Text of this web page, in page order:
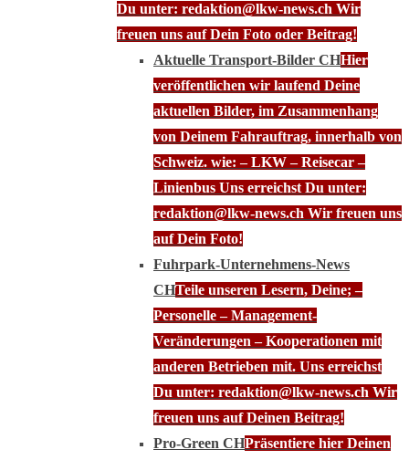
Du unter: redaktion@lkw-news.ch Wir
freuen uns auf Dein Foto oder Beitrag!
Aktuelle Transport-Bilder CHHier
veröffentlichen wir laufend Deine
aktuellen Bilder, im Zusammenhang
von Deinem Fahrauftrag, innerhalb von
Schweiz. wie: – LKW – Reisecar –
Linienbus Uns erreichst Du unter:
redaktion@lkw-news.ch Wir freuen uns
auf Dein Foto!
Fuhrpark-Unternehmens-News
CHTeile unseren Lesern, Deine; –
Personelle – Management-
Veränderungen – Kooperationen mit
anderen Betrieben mit. Uns erreichst
Du unter: redaktion@lkw-news.ch Wir
freuen uns auf Deinen Beitrag!
Pro-Green CHPräsentiere hier Deinen